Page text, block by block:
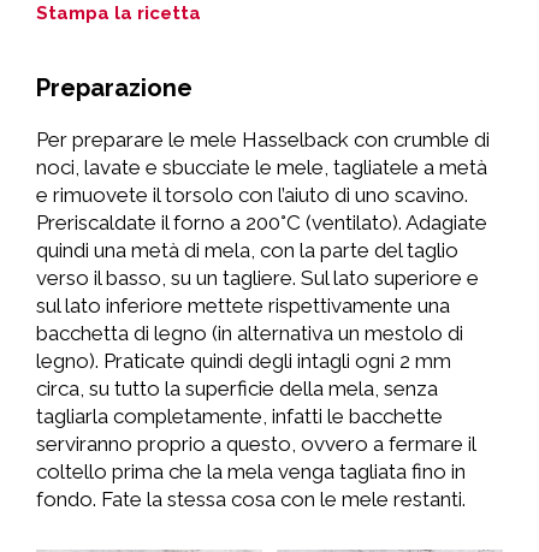
Stampa la ricetta
Preparazione
Per preparare le mele Hasselback con crumble di
noci, lavate e sbucciate le mele, tagliatele a metà
e rimuovete il torsolo con l’aiuto di uno scavino.
Preriscaldate il forno a 200°C (ventilato). Adagiate
quindi una metà di mela, con la parte del taglio
verso il basso, su un tagliere. Sul lato superiore e
sul lato inferiore mettete rispettivamente una
bacchetta di legno (in alternativa un mestolo di
legno). Praticate quindi degli intagli ogni 2 mm
circa, su tutto la superficie della mela, senza
tagliarla completamente, infatti le bacchette
serviranno proprio a questo, ovvero a fermare il
coltello prima che la mela venga tagliata fino in
fondo. Fate la stessa cosa con le mele restanti.